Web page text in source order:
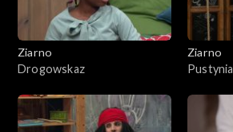
Ziarno
Drogowskaz
Ziarno
Pustynia